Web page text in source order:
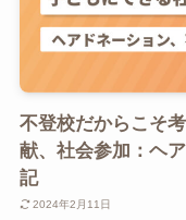
不登校だからこそ
献、社会参加：ヘ
記
2024年2月11日